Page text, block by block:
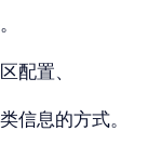
。
配置、
信息的方式。